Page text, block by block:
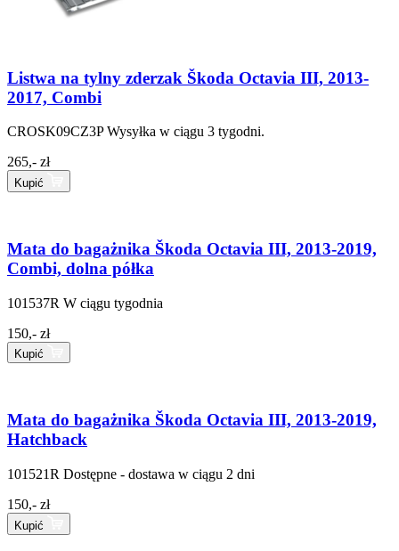
Listwa na tylny zderzak Škoda Octavia III, 2013-
2017, Combi
CROSK09CZ3P Wysyłka w ciągu 3 tygodni.
265,- zł
Kupić
Mata do bagażnika Škoda Octavia III, 2013-2019,
Combi, dolna półka
101537R W ciągu tygodnia
150,- zł
Kupić
Mata do bagażnika Škoda Octavia III, 2013-2019,
Hatchback
101521R Dostępne - dostawa w ciągu 2 dni
150,- zł
Kupić